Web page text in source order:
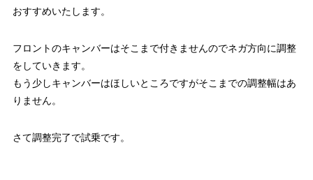
おすすめいたします。
フロントのキャンバーはそこまで付きませんのでネガ方向に調整
をしていきます。
もう少しキャンバーはほしいところですがそこまでの調整幅はあ
りません。
さて調整完了で試乗です。